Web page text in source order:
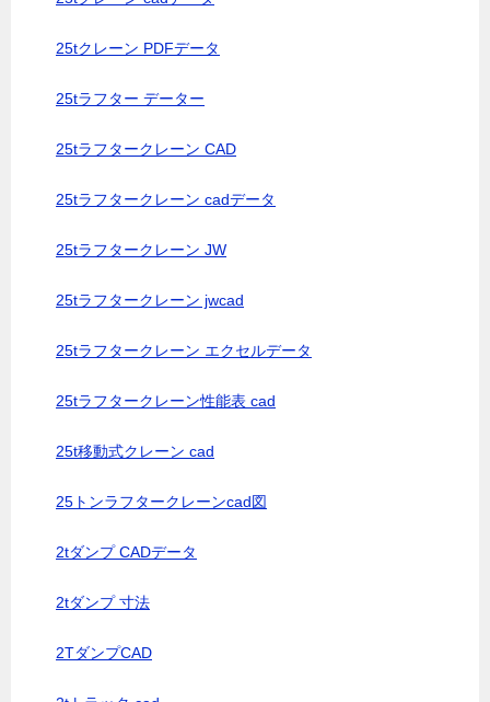
25tクレーン PDFデータ
25tラフター データー
25tラフタークレーン CAD
25tラフタークレーン cadデータ
25tラフタークレーン JW
25tラフタークレーン jwcad
25tラフタークレーン エクセルデータ
25tラフタークレーン性能表 cad
25t移動式クレーン cad
25トンラフタークレーンcad図
2tダンプ CADデータ
2tダンプ 寸法
2TダンプCAD